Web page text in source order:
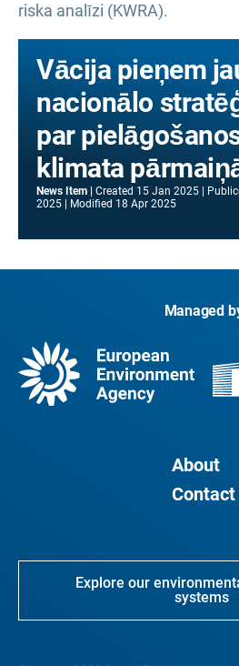
riska analīzi (KWRA).
Vācija pieņem
nacionālo
par
klimata
News Item Created 15 Jan 2025
2025
Modified 18 Apr 2025
Managed
About
Contact
Explore our
systems